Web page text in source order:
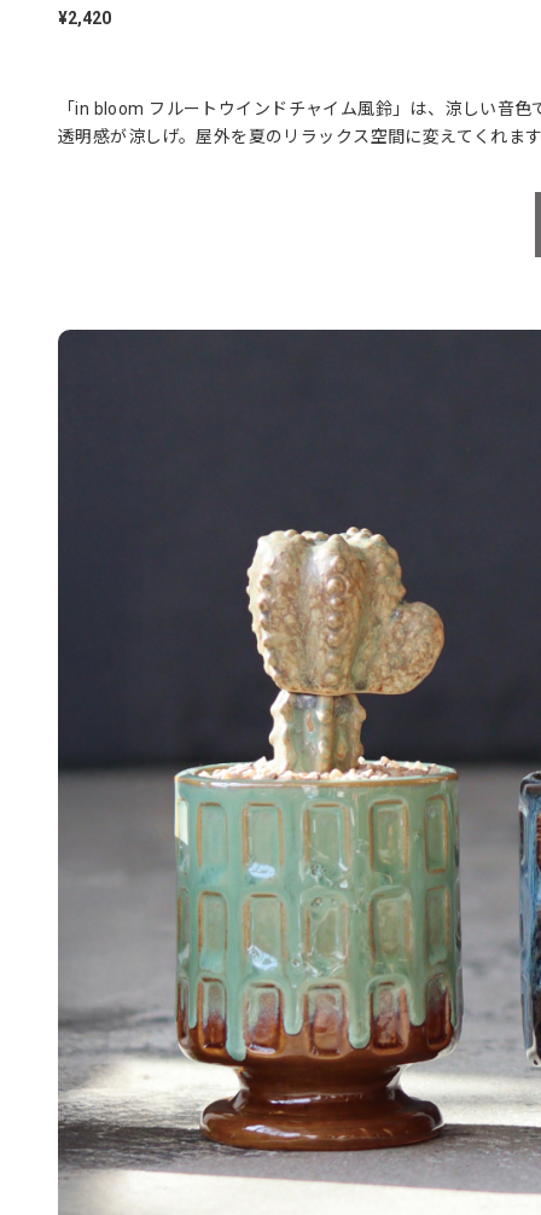
¥2,420
「in bloom フルートウインドチャイム風鈴」は、涼しい音
透明感が涼しげ。屋外を夏のリラックス空間に変えてくれま